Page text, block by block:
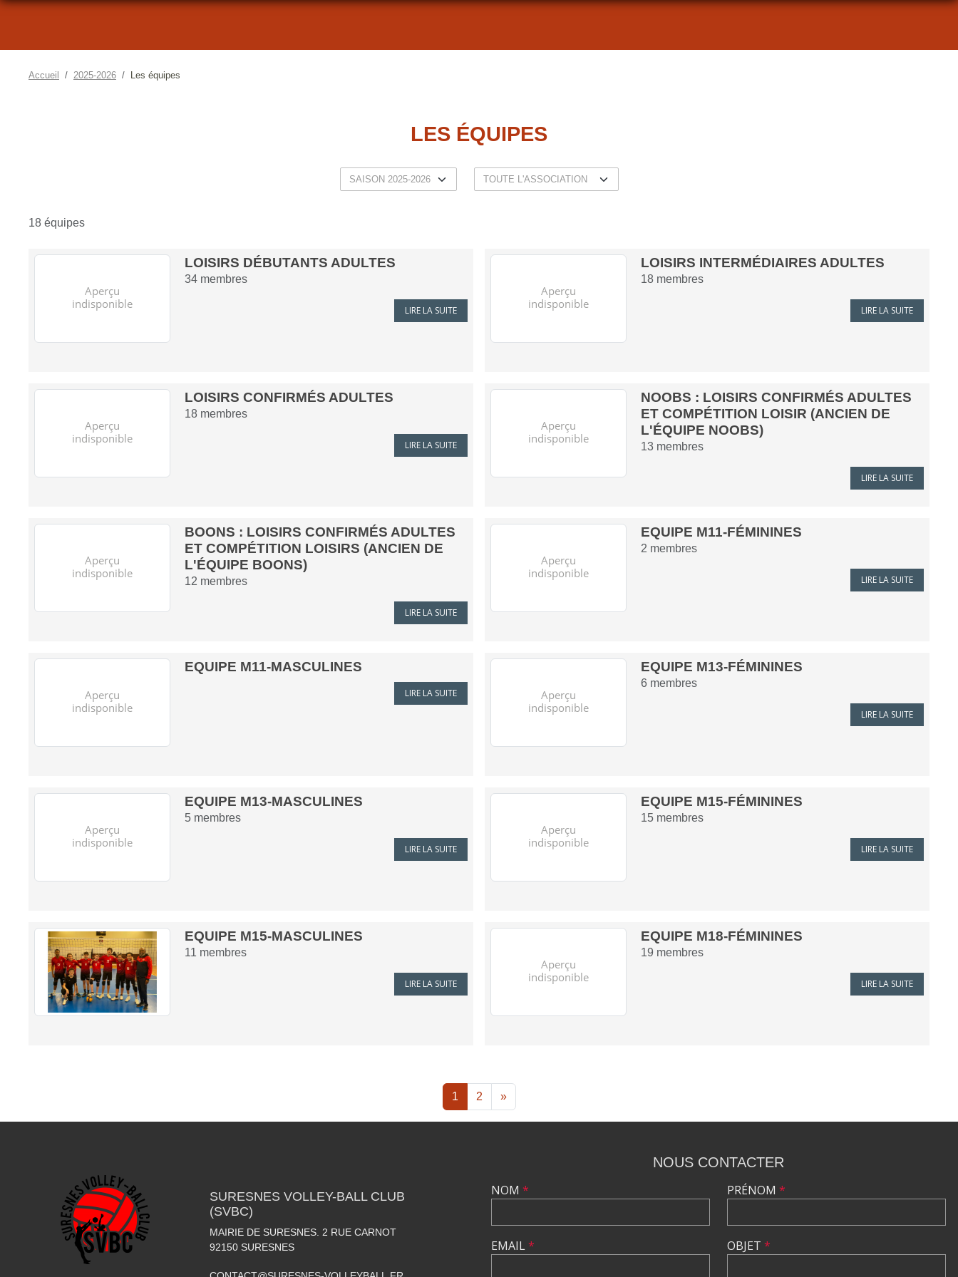
Accueil 2025-2026 Les équipes
LES ÉQUIPES
18 équipes
LOISIRS DÉBUTANTS ADULTES
34membres
LIRE LA SUITE
LOISIRS INTERMÉDIAIRES ADULTES
18membres
LIRE LA SUITE
LOISIRS CONFIRMÉS ADULTES
18membres
LIRE LA SUITE
NOOBS : LOISIRS CONFIRMÉS ADULTES
ET COMPÉTITION LOISIR (ANCIEN DE
L'ÉQUIPE NOOBS)
13membres
LIRE LA SUITE
BOONS : LOISIRS CONFIRMÉS ADULTES
ET COMPÉTITION LOISIRS (ANCIEN DE
L'ÉQUIPE BOONS)
12 membres
LIRE LA SUITE
EQUIPE M11-FÉMININES
2 membres
LIRE LA SUITE
EQUIPE M11-MASCULINES
LIRE LA SUITE
EQUIPE M13-FÉMININES
6membres
LIRE LA SUITE
EQUIPE M13-MASCULINES
5membres
LIRE LA SUITE
EQUIPE M15-FÉMININES
15membres
LIRE LA SUITE
EQUIPE M15-MASCULINES
11 membres
LIRE LA SUITE
EQUIPE M18-FÉMININES
19 membres
LIRE LA SUITE
1 2 »
SURESNES VOLLEY-BALL CLUB
(SVBC)
MAIRIE DE SURESNES. 2 RUE CARNOT
92150 SURESNES
NOUS CONTACTER
NOM *
EMAIL*
PRÉNOM *
OBJET *